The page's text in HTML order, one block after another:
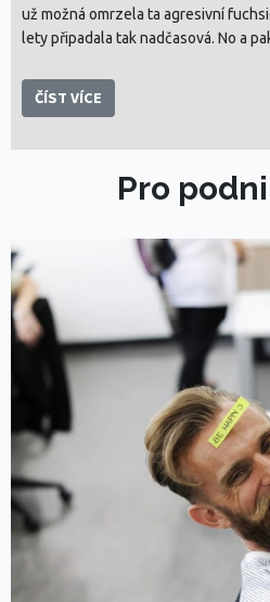
už možná omrzela ta agresivní
lety připadala tak nadčasová. No a
ČÍST VÍCE
Pro